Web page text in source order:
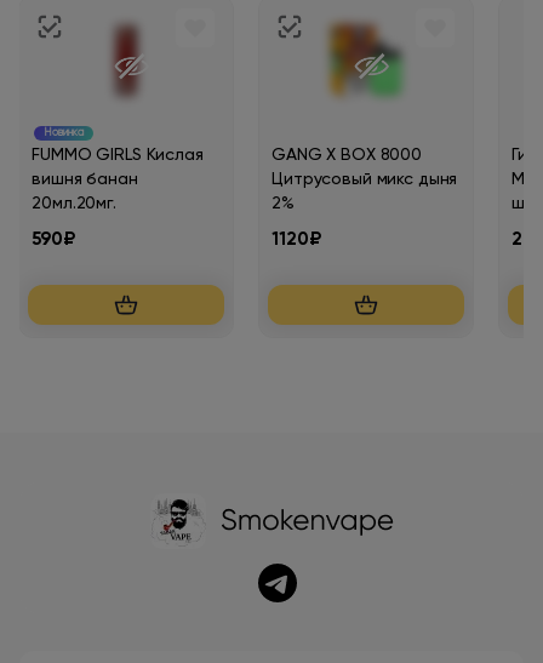
Новинка
FUMMO GIRLS Кислая
вишня банан
20мл.20мг.
590₽
GANG X BOX 8000
Цитрусовый микс дыня
2%
1120₽
шт.